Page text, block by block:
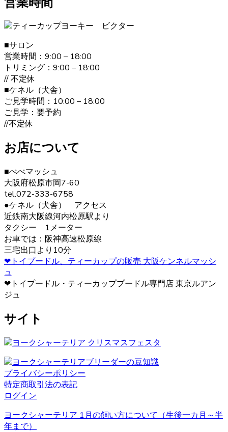
験豊富なブリーダーが行っていますのでご安心ください。
また、飼い主さんへ飼い方やしつけのレクチャーも致しま
す。ヨークシャーテリアのご購入をお考えの際は、是非当
店にご相談下さい。
2021.1.19
ヨークシャーテリアは何といっても美しい毛並みが大きな
特徴です。”動く宝石”と呼ばれとても上品な毛並みをしてい
ます。どんどん被毛は伸びてしまうので、定期的なお手入
れが必要です。伸びた被毛を結んだり、カットしたりと飼
い主の好みによってオシャレを楽しむことが出来ます。 ご
購入の際は、是非ベベドールへお問い合わせ下さい。
ヨークシャーテリアの毛色は「ダーク・スチール・ブル
ー」と言われます。 子犬の頃は黒色の割合が多く、成長す
ると顔まわりを中心に茶色の部分が増えていきます。こう
した毛色の変化も、成長の楽しみとなるでしょう。 ヨーク
シャーテリア購入をご検討の際は、お気軽にお問い合わせ
ください。
2020.12.12
ヨークシャーテリアは警戒心が強く、初対面から心を開く
ことはあまりありませんが、慣れた飼い主には甘えん坊で
す。プライドの高い犬が多いので、しつけの際は頭ごなし
面もあるので、たくさんコミュニケーションをとってあげ
ことなら、ベベドールへ是非お問い合わせください。
2020.12.4
ペットを飼う際、愛情を持って可愛がることももちろんで
すが、それと同じくらいしつけもしっかりと行うことも大
切です。ヨークシャーテリアのブリーダーベベドールで
は、飼い主様へのお引渡しの前からしつけも含めてしっか
りとした育成を行い、飼い主様へ飼う際のアドバイスも行
■サロン
営業時間：9:00 – 18:00
トリミング：9:00 – 18:00
// 不定休
■ケネル（犬舎）
ご見学時間：10:00 – 18:00
ご見学：要予約
//不定休
お店について
■べべマッシュ
大阪府松原市岡7-60
tel.072-333-6758
●ケネル（犬舎） アクセス
近鉄南大阪線河内松原駅より
タクシー 1メーター
お車では：阪神高速松原線
三宅出口より10分
❤トイプードル、ティーカップの販売 大阪ケンネルマッシ
ュ
❤トイプードル・ティーカッププードル専門店 東京ルアン
ジュ
サイト
プライバシーポリシー
特定商取引法の表記
ログイン
ヨークシャーテリア 1月の飼い方について（生後一カ月～半
年まで）